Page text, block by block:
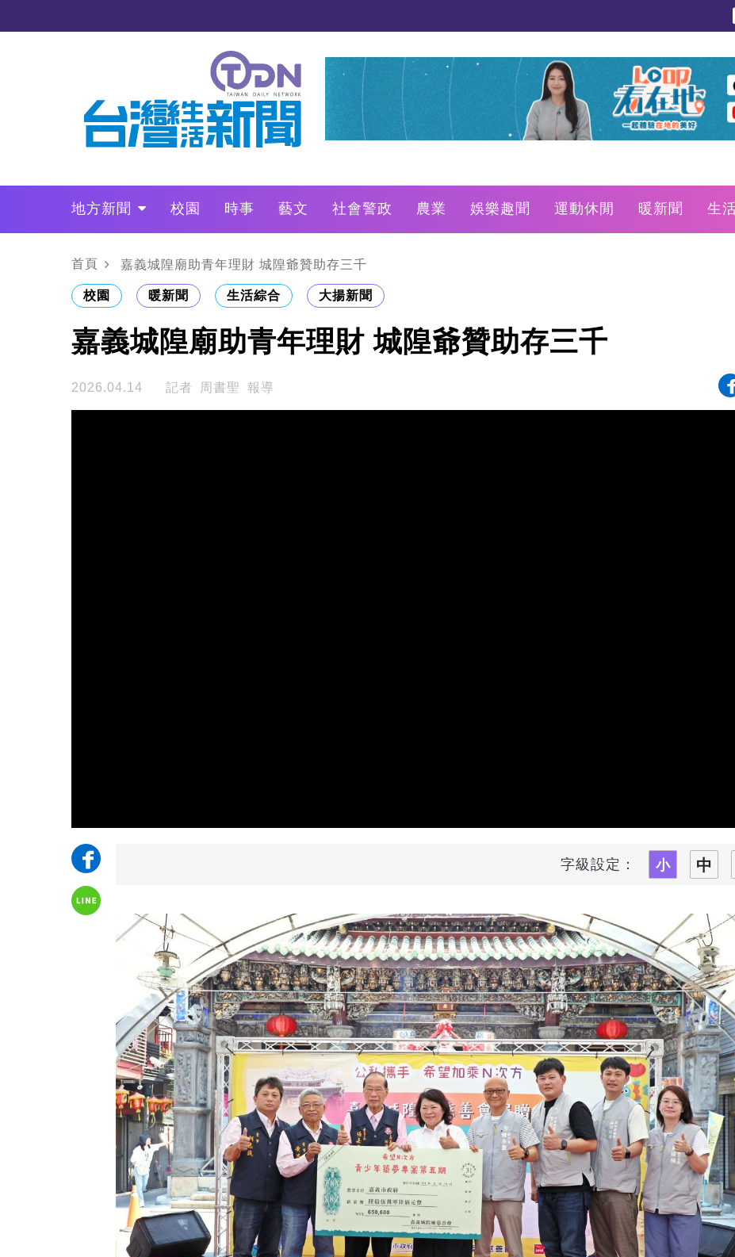
地方新聞 校園 時事 藝文 社會警政 農業 娛樂趣聞 運動休閒 暖新聞 生
政治
財經 LO叩敲敲門
首頁 嘉義城隍廟助青年理財 城隍爺贊助存三千
校園 暖新聞 生活綜合 大揚新聞
嘉義城隍廟助青年理財 城隍爺贊助存三千
2026.04.14 記者 周書聖 報導
字級設定：